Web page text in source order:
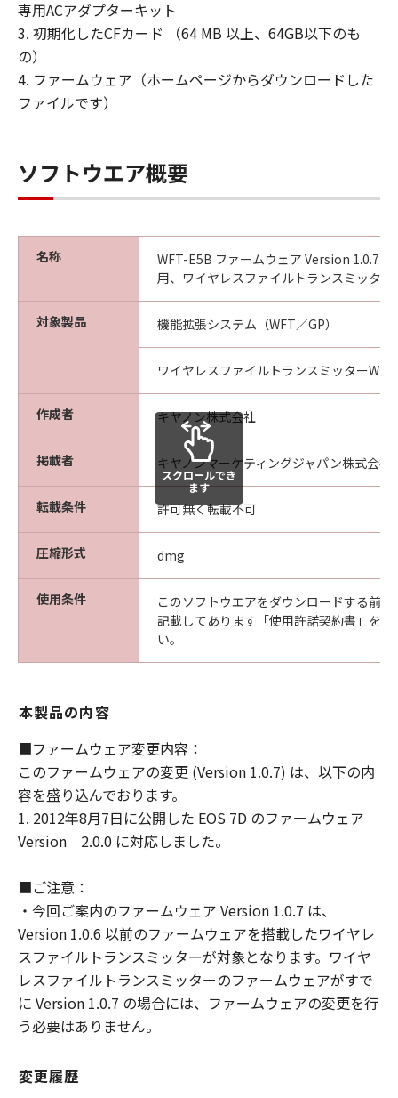
の著作権表示を変更し、除去しまたは削除
してはなりません。
サポートおよびアップグレード
「本契約」に明示的に定める場合を除き、
店、ならびにキヤノンのライセンサーは、
「許諾ソフトウェア」のメンテナンスおよ
用を支援することに、ならびに「許諾ソフ
トウェア」に対するアップデート、バグの
修正またはサポートの提供ついて、いかな
る責任も負うものではありません。
お客様は、日本国政府または該当国の政府
諾ソフトウェア」の全部または一部を、直
接または間接に輸出してはなりません。
保証の否認・免責
(1) 「許諾ソフトウェア」は、『現状有姿
（AS-IS）』の状態で使用許諾されます。キ
ヤノン、キヤノンの子会社、キヤノンの関
連会社、それらの販売代理店または販売
店、ならびにキヤノンのライセンサーは、
｢許諾ソフトウェア」に関して、商品性お
よび特定の目的への適合性、第三者の権利
の非侵害性の保証または「許諾ソフトウェ
しないものとします。
(2) キヤノン、キヤノンの子会社、キヤノン
の関連会社、それらの販売代理店または販
売店、ならびにキヤノンのライセンサー
は、お客様が「許諾ソフトウェア」を使用
した結果として生ずるあらゆる行為につい
様は、ご自身の裁量とリスクで「許諾ソフ
トウェア」を使用し、「許諾ソフトウェ
ア」を使用することから生じた、使用コン
ピュータの損傷またはデータ損失について
は、お客様のみが全責任を負います。
(3) 「許諾ソフトウェア」の動作が実質的
に仕様に合致しない場合についてのキヤノ
社、それらの販売代理店または販売店なら
びにキヤノンのライセンサーのすべての責
専用ACアダプターキット
3. 初期化したCFカード （64 MB 以上、64GB以下のも
の）
4. ファームウェア（ホームページからダウンロードした
ファイルです）
ソフトウエア概要
名称
WFT-E5B ファームウェア Version 1.0.7
用、ワイヤレスファイルトランスミッター)
対象製品 機能拡張システム（WFT／GP）
ワイヤレスファイルトランスミッター
作成者 キヤノン株式会社
掲載者 キヤノンマーケティングジャパン株式会社
転載条件 許可無く転載不可
圧縮形式 dmg
使用条件
このソフトウエアをダウンロードする前
記載してあります「使用許諾契約書」を
い。
スクロールでき
ます
本製品の内容
■ファームウェア変更内容：
このファームウェアの変更 (Version 1.0.7) は、以下の内
容を盛り込んでおります。
1. 2012年8月7日に公開した EOS 7D のファームウェア
Version 2.0.0 に対応しました。
■ご注意：
・今回ご案内のファームウェア Version 1.0.7 は、
Version 1.0.6 以前のファームウェアを搭載したワイヤレ
スファイルトランスミッターが対象となります。ワイヤ
レスファイルトランスミッターのファームウェアがすで
に Version 1.0.7 の場合には、ファームウェアの変更を行
う必要はありません。
変更履歴